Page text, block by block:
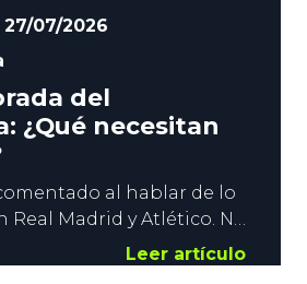
27/07/2026
del
¿Qué necesitan
al hablar de lo
Real Madrid y Atlético. No
privilegiada, pero
a intuir lo que pueden
Leer artículo